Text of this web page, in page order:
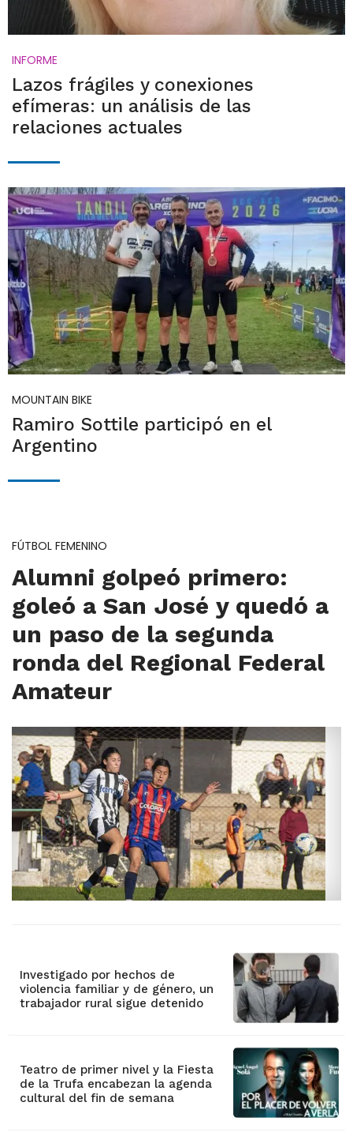
INFORME
Lazos frágiles y conexiones
efímeras: un análisis de las
relaciones actuales
MOUNTAIN BIKE
Ramiro Sottile participó en el
Argentino
FÚTBOL FEMENINO
Alumni golpeó primero:
goleó a San José y quedó a
un paso de la segunda
ronda del Regional Federal
Amateur
Investigado por hechos de
violencia familiar y de género, un
trabajador rural sigue detenido
Teatro de primer nivel y la Fiesta
de la Trufa encabezan la agenda
cultural del fin de semana